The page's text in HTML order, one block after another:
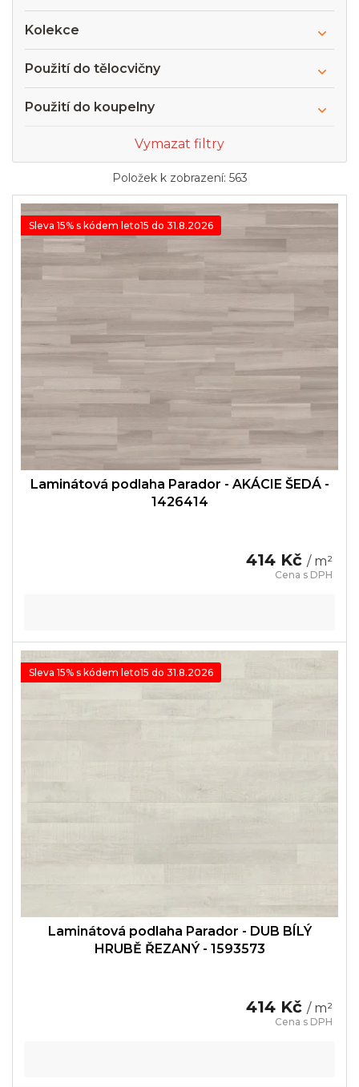
Kolekce
Použití do tělocvičny
Použití do koupelny
Vymazat filtry
Položek k zobrazení: 563
V
p
d
ů
Sleva 15% s kódem leto15 do 31.8.2026
Laminátová podlaha Parador - AKÁCIE ŠEDÁ -
1426414
414 Kč / m²
Sleva 15% s kódem leto15 do 31.8.2026
Laminátová podlaha Parador - DUB BÍLÝ
HRUBĚ ŘEZANÝ - 1593573
414 Kč / m²